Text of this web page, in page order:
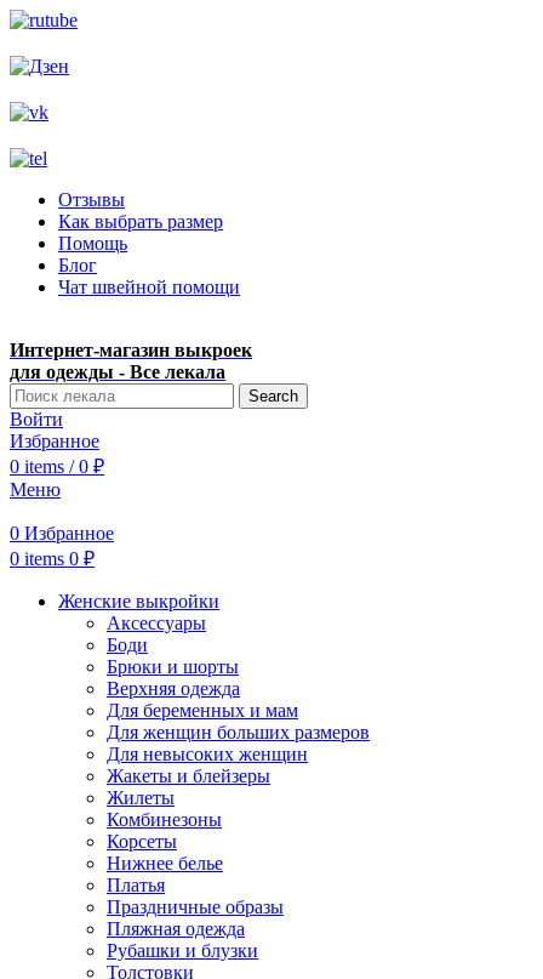
Отзывы
Как выбрать размер
Помощь
Блог
Чат швейной помощи
Интернет-магазин выкроек
для одежды - Все лекала
Search
Войти
Избранное
0 items / 0 ₽
Меню
0 Избранное
0 items 0 ₽
Женские выкройки
Аксессуары
Боди
Брюки и шорты
Верхняя одежда
Для беременных и мам
Для женщин больших размеров
Для невысоких женщин
Жакеты и блейзеры
Жилеты
Комбинезоны
Корсеты
Нижнее белье
Платья
Праздничные образы
Пляжная одежда
Рубашки и блузки
Толстовки